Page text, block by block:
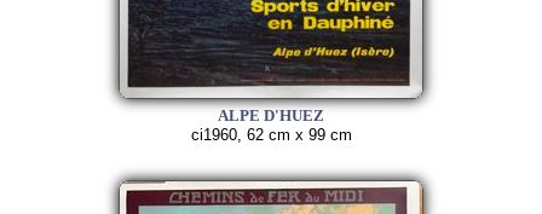
ALPE D'HUEZ
ci1960, 62 cm x 99 cm